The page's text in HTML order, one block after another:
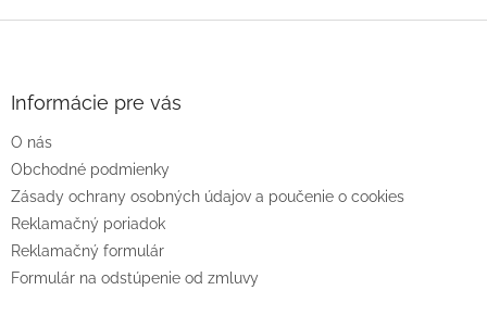
e
Informácie pre vás
O nás
Obchodné podmienky
Zásady ochrany osobných údajov a poučenie o cookies
Reklamačný poriadok
Reklamačný formulár
Formulár na odstúpenie od zmluvy